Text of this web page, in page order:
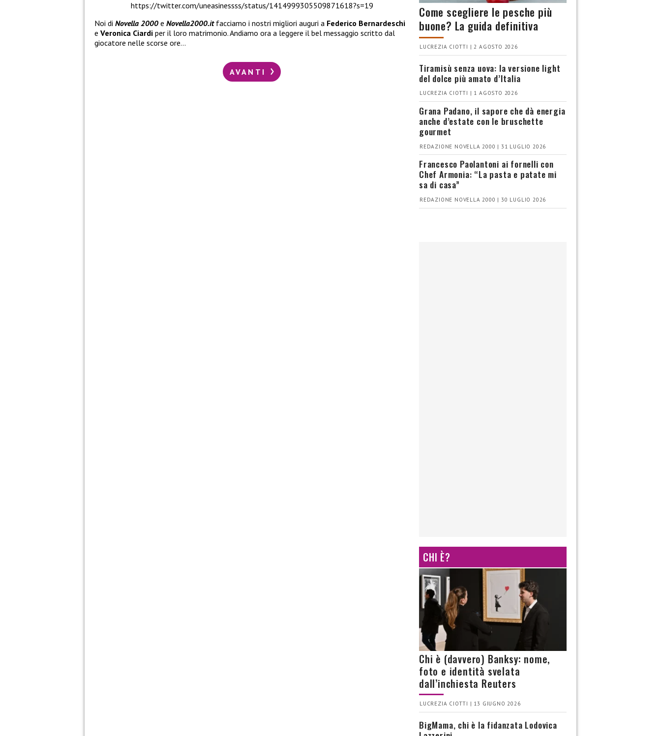
https://twitter.com/uneasinessss/status/1414999305509871618?s=19
Noi di Novella 2000 e Novella2000.itfacciamo i nostri migliori auguri a Federico Bernardeschi
e Veronica Ciardi per il loro matrimonio. Andiamo ora a leggere il bel messaggio scritto dal
giocatore nelle scorse ore…
AVANTI
Come scegliere le pesche più
buone? La guida definitiva
LUCREZIA CIOTTI | 2 AGOSTO 2026
Tiramisù senza uova: la versione light
del dolce più amato d’Italia
LUCREZIA CIOTTI | 1 AGOSTO 2026
Grana Padano, il sapore che dà energia
anche d’estate con le bruschette
gourmet
REDAZIONE NOVELLA 2000 | 31 LUGLIO 2026
Francesco Paolantoni ai fornelli con
Chef Armonia: “La pasta e patate mi
sa di casa”
REDAZIONE NOVELLA 2000 | 30 LUGLIO 2026
CHI È?
Chi è (davvero) Banksy: nome,
foto e identità svelata
dall’inchiesta Reuters
LUCREZIA CIOTTI | 13 GIUGNO 2026
BigMama, chi è la fidanzata Lodovica